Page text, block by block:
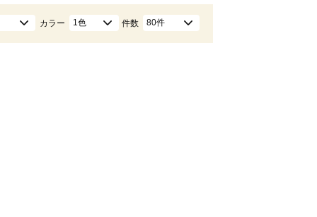
カラー 1色 件数 80件